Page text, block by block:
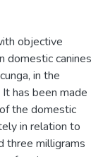
objective
domestic canines
in the
has been made
the domestic
in relation to
three milligrams